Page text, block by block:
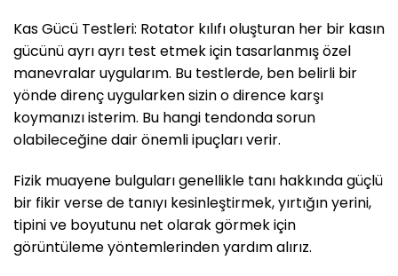
Kas Gücü Testleri: Rotator kılıfı oluşturan her bir kasın
gücünü ayrı ayrı test etmek için tasarlanmış özel
manevralar uygularım. Bu testlerde, ben belirli bir
yönde direnç uygularken sizin o dirence karşı
koymanızı isterim. Bu hangi tendonda sorun
olabileceğine dair önemli ipuçları verir.
Fizik muayene bulguları genellikle tanı hakkında güçlü
bir fikir verse de tanıyı kesinleştirmek, yırtığın yerini,
tipini ve boyutunu net olarak görmek için
görüntüleme yöntemlerinden yardım alırız.